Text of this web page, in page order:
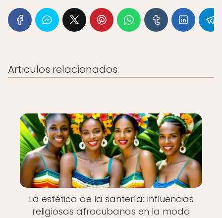
Articulos relacionados:
La estética de la santería: Influencias
religiosas afrocubanas en la moda